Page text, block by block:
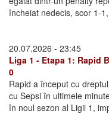
încheiat nedecis, scor 1-
20.07.2026 - 23:45
Liga 1 - Etapa 1: Rapid
0
Rapid a început cu
cu Sepsi în ultimele
în noul sezon al Ligii 1,